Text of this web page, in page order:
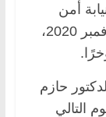
أمن
الدولة للتحقيق في قضية جديدة في نوفمبر 2020،
حازم
اليوم التالي